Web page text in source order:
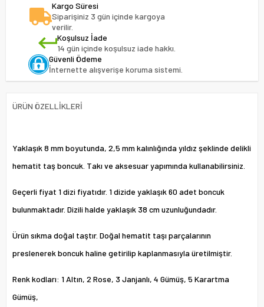
Kargo Süresi
Siparişiniz 3 gün içinde kargoya
verilir.
Koşulsuz İade
14 gün içinde koşulsuz iade hakkı.
Güvenli Ödeme
İnternette alışverişe koruma sistemi.
ÜRÜN ÖZELLIKLERI
Yaklaşık 8 mm boyutunda, 2,5 mm kalınlığında yıldız şeklinde delikli
hematit taş boncuk. Takı ve aksesuar yapımında kullanabilirsiniz.
Geçerli fiyat 1 dizi fiyatıdır. 1 dizide yaklaşık 60 adet boncuk
bulunmaktadır. Dizili halde yaklaşık 38 cm uzunluğundadır.
Ürün sıkma doğal taştır. Doğal hematit taşı parçalarının
preslenerek boncuk haline getirilip kaplanmasıyla üretilmiştir.
Renk kodları: 1 Altın, 2 Rose, 3 Janjanlı, 4 Gümüş, 5 Karartma
Gümüş,